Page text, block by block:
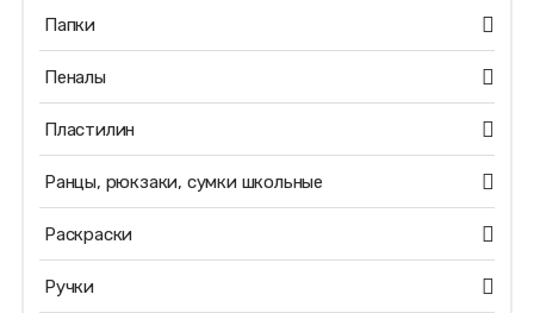
Папки
Пеналы
Пластилин
Ранцы, рюкзаки, сумки школьные
Раскраски
Ручки